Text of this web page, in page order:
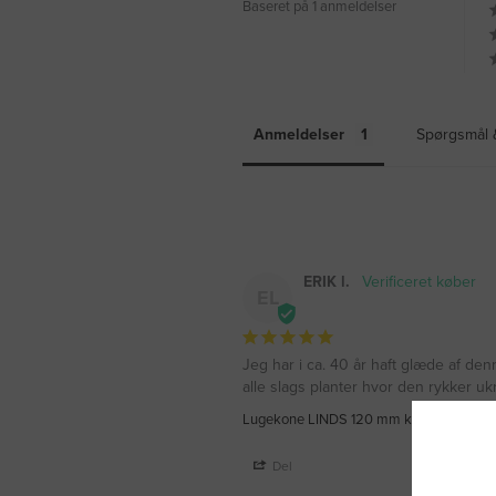
Baseret på 1 anmeldelser
Anmeldelser Spørgsmål
ERIK l.
Jeg har i ca. 40 år haft glæde af
alle slags planter hvor den rykker
Lugekone LINDS 120 mm klinge
Del